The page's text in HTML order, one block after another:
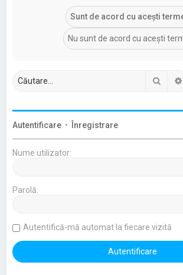
Autentificare • Înregistrare
Nume utilizator:
Parolă:
Autentifică-mă automat la fiecare vizită